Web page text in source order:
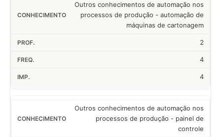
Outros conhecimentos de automação nos
processos de produção - automação de
máquinas de cartonagem
2
4
4
Outros conhecimentos de automação nos
processos de produção - painel de
controle